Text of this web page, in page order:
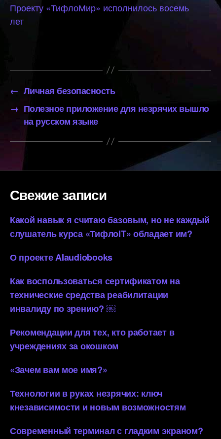
Проекту «ТифлоМир» исполнилось восемь
лет
← Личная безопасность
→ Полезное приложение для незрячих вышло
на русском языке
Свежие записи
Какой навык я считаю базовым, но не каждый
слушатель курса «ТифлоIT» обладает им?
О проекте AIaudiobooks
Как воспользоваться сертификатом на
технические средства реабилитации
инвалиду по зрению? ￼
Рекомендации для тех, кто работает в
учреждениях за окошком
«Зачем вам мое имя?»
Технологии в руках незрячих: ключ
кнезависимости и новым возможностям
Современный терминал с гладким экраном?